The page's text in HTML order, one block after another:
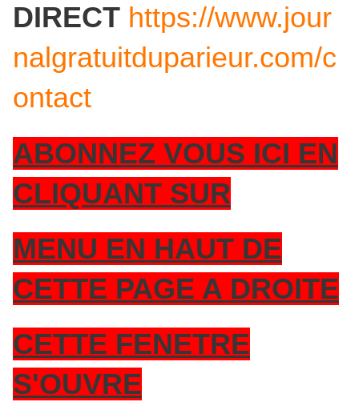
DIRECT https://www.jour
nalgratuitduparieur.com/c
ontact
ABONNEZ VOUS ICI EN
CLIQUANT SUR
MENU EN HAUT DE
CETTE PAGE A DROITE
CETTE FENETRE
S'OUVRE